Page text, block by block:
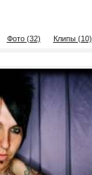
Фото (32) Клипы (10)